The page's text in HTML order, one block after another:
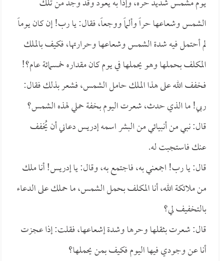
الشمس وشعاعها حراً وألماً ووجعاً، فقال: يا رب! إن كان يوماً
لم أحتمل فيه شدة الشمس وشعاعها وحرارتها، فكيف بالملك
المكلف بحملها وهو يحملها في يوم كان مقداره خمسمائة عام؟!
فخفف الله على هذا الملك حامل الشمس، فشعر بذلك فقال:
ربي! ما الذي حدث، شعرت اليوم بخفة حملي لهذه الشمس؟
قال: نبي من أنبيائي من البشر اسمه إدريس دعاني أن يُخفف
عنك فاستجبت له.
قال: يا رب! اجمعني به، فاجتمع به، وقال: يا إدريس! أنا ملك
من ملائكة الله، أنا المكلف بحمل الشمس، ما حملك على الدعاء
بالتخفيف لي؟
قال: شعرت بثقلها وحرها وشدة إشعاعها، فقلت: إذا عجزت
أنا عن وجودي فيها اليوم فكيف بمن يحملها؟